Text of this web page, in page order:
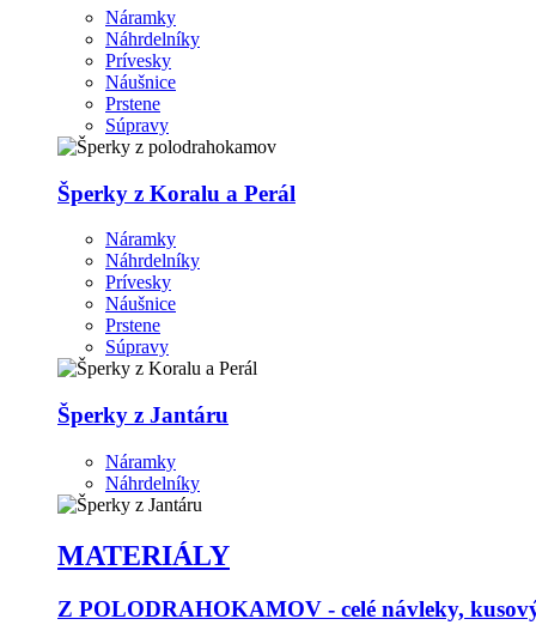
Náramky
Náhrdelníky
Prívesky
Náušnice
Prstene
Súpravy
Šperky z Koralu a Perál
Náramky
Náhrdelníky
Prívesky
Náušnice
Prstene
Súpravy
Šperky z Jantáru
Náramky
Náhrdelníky
MATERIÁLY
Z POLODRAHOKAMOV - celé návleky,